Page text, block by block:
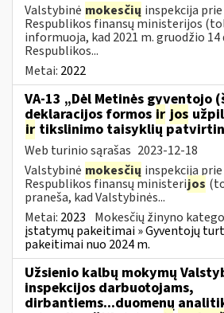
Valstybinė mokesčių inspekcija
Respublikos finansų ministerijos
informuoja, kad 2021 m. gruodžio
Respublikos...
Metai: 2022
VA-13 „Dėl Metinės gyventojo
deklaracijos formos ir jos
ir tikslinimo taisyklių
Web turinio sąrašas 2023-12-18
Valstybinė mokesčių inspekcija
Respublikos finansų ministerijos
praneša, kad Valstybinės...
Metai: 2023 Mokesčių žinyno
įstatymų pakeitimai » Gyventojų
pakeitimai nuo 2024 m.
Užsienio kalbų mokymų
inspekcijos darbuotojams,
dirbantiems...duomenų